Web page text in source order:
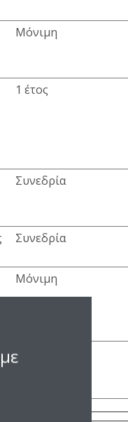
Μόνιμη
1 έτος
Συνεδρία
Συνεδρία
Μόνιμη
Συνεδρία